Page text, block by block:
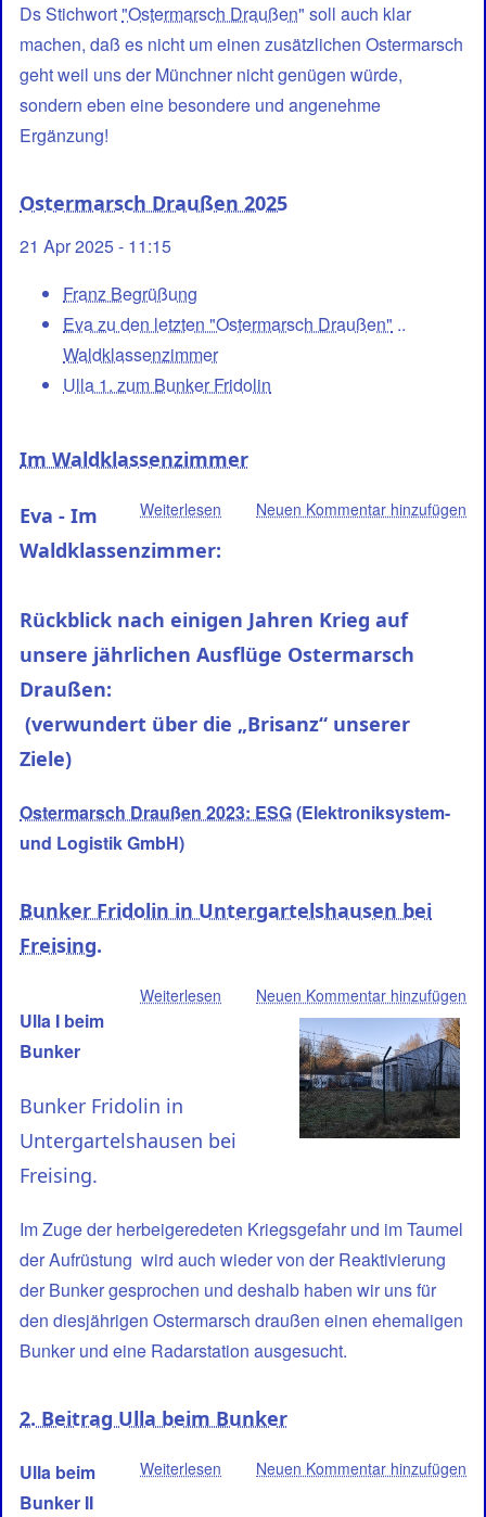
Ds Stichwort"Ostermarsch Draußen" soll auch klar
machen, daß es nicht um einen zusätzlichen Ostermarsch
geht weil uns der Münchner nicht genügen würde,
sondern eben eine besondere und angenehme
Ergänzung!
Ostermarsch Draußen 2025
21 Apr 2025 - 11:15
Franz Begrüßung
Eva zu den letzten "Ostermarsch Draußen" ..
Waldklassenzimmer
Ulla 1. zum Bunker Fridolin
Im Waldklassenzimmer
Weiterlesen Neuen Kommentar hinzufügen
Eva - Im
Waldklassenzimmer:
Rückblick nach einigen Jahren Krieg auf
unsere jährlichen Ausflüge Ostermarsch
Draußen:
(verwundert über die „Brisanz“ unserer
Ziele)
Ostermarsch Draußen 2023: ESG(Elektroniksystem-
und Logistik GmbH)
Bunker Fridolin in Untergartelshausen bei
Freising.
Weiterlesen
Untergartelshausen
bei
Neuen Kommentar hinzufügen
Ulla I beim
Bunker
Bunker Fridolin in
Untergartelshausen bei
Freising.
Im Zuge der herbeigeredeten Kriegsgefahr und im Taumel
der Aufrüstung wird auch wieder von der Reaktivierung
der Bunker gesprochen und deshalb haben wir uns für
den diesjährigen Ostermarsch draußen einen ehemaligen
Bunker und eine Radarstation ausgesucht.
2. Beitrag Ulla beim Bunker
Weiterlesen Neuen Kommentar hinzufügen
Ulla beim
Bunker II